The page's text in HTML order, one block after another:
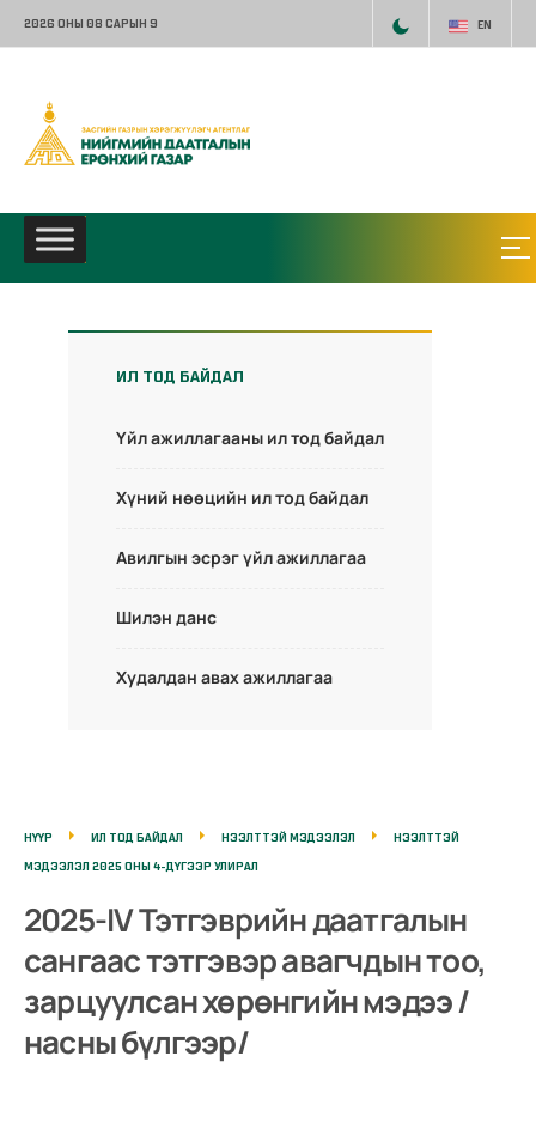
2026 ОНЫ 08 САРЫН 9 EN
ИЛ ТОД БАЙДАЛ
Үйл ажиллагааны ил тод байдал
Хүний нөөцийн ил тод байдал
Авилгын эсрэг үйл ажиллагаа
Шилэн данс
Худалдан авах ажиллагаа
НҮҮР ИЛ ТОД БАЙДАЛ НЭЭЛТТЭЙ МЭДЭЭЛЭЛ
НЭЭЛТТЭЙ
МЭДЭЭЛЭЛ 2025 ОНЫ 4-ДҮГЭЭР УЛИРАЛ
2025-IV Тэтгэврийн даатгалын
сангаас тэтгэвэр авагчдын тоо,
зарцуулсан хөрөнгийн мэдээ /
насны бүлгээр/